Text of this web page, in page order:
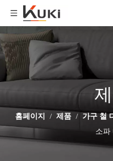
홈페이지 / 제품 / 가구 철
소파